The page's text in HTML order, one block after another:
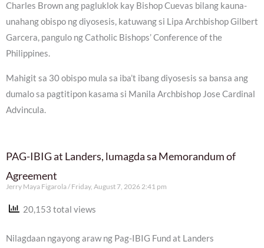
Charles Brown ang pagluklok kay Bishop Cuevas bilang kauna-
unahang obispo ng diyosesis, katuwang si Lipa Archbishop Gilbert
Garcera, pangulo ng Catholic Bishops’ Conference of the
Philippines.
Mahigit sa 30 obispo mula sa iba’t ibang diyosesis sa bansa ang
dumalo sa pagtitipon kasama si Manila Archbishop Jose Cardinal
Advincula.
PAG-IBIG at Landers, lumagda sa Memorandum of
Agreement
Jerry Maya Figarola Friday, August 7, 2026 2:41 pm
20,153 total views
Nilagdaan ngayong araw ng Pag-IBIG Fund at Landers